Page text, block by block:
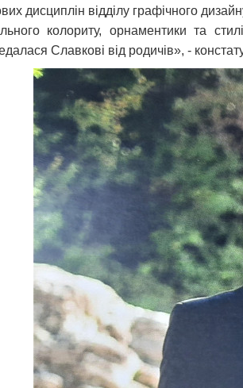
дисциплін відділу графічного
колориту, орнаментики та
Славкові від родичів», -